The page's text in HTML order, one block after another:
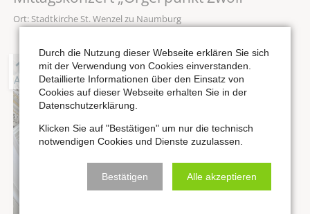
Ort: Stadtkirche St. Wenzel zu Naumburg
19
AUG
Durch die Nutzung dieser Webseite erklären Sie sich
mit der Verwendung von Cookies einverstanden.
Detaillierte Informationen über den Einsatz von
Cookies auf dieser Webseite erhalten Sie in der
Datenschutzerklärung.
Klicken Sie auf "Bestätigen" um nur die technisch
notwendigen Cookies und Dienste zuzulassen.
Bestätigen Alle akzeptieren